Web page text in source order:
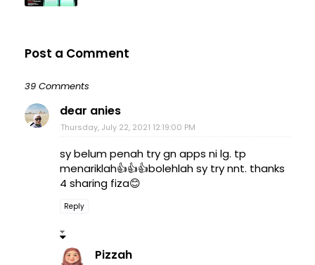
Post a Comment
39 Comments
dear anies
Thursday, July 22, 2021 12:19:00 PM
sy belum penah try gn apps ni lg. tp
menariklah👍👍👍bolehlah sy try nnt. thanks
4 sharing fiza😊
Reply
Pizzah